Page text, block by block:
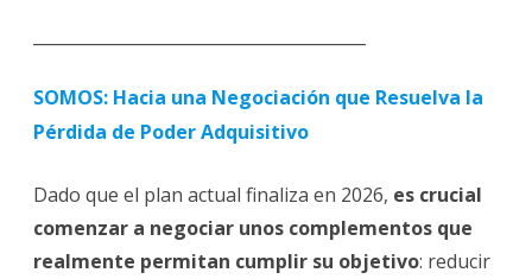
SOMOS: Hacia una Negociación que Resuelva la
Pérdida de Poder Adquisitivo
Dado que el plan actual finaliza en 2026, es crucial
comenzar a negociar unos complementos que
realmente permitan cumplir su objetivo: reducir